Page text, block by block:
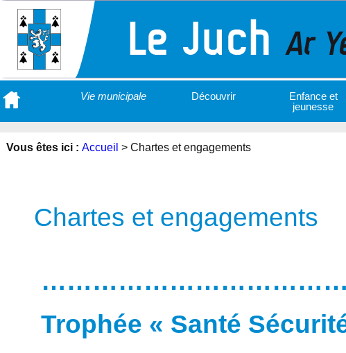
Vie municipale Découvrir
Enfance et
jeunesse
Vous êtes ici : Accueil > Chartes et engagements
Chartes et engagements
Trophée « Santé